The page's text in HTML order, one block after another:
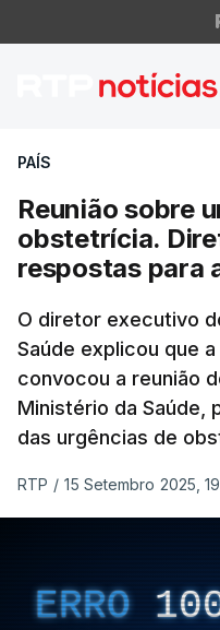
Reunião
PAÍS
Reunião sobre
obstetrícia.
respostas para
O diretor executivo
Saúde explicou que
convocou a reunião
Ministério da Saúde,
das urgências de
RTP / 15 Setembro 2025,
ERRO